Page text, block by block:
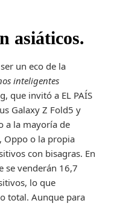
asiáticos.
un eco de la
inteligentes
que invitó a EL PAÍS
Galaxy Z Fold5 y
a la mayoría de
Oppo o la propia
con bisagras. En
se venderán 16,7
lo que
total. Aunque para